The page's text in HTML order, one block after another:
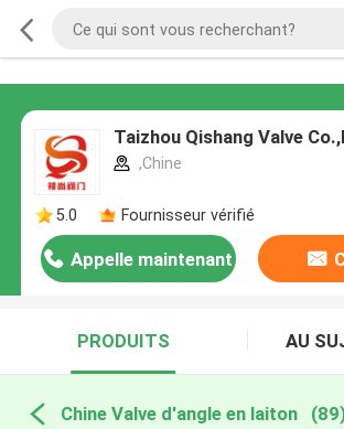
Taizhou Qishang Valve
,Chine
5.0 Fournisseur vérifié
Appelle maintenant
PRODUITS AU
Chine Valve d'angle en laiton